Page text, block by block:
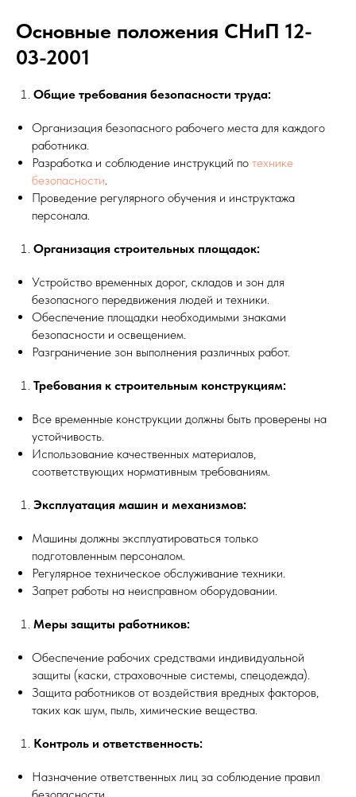
Основные положения СНиП 12-
03-2001
Общие требования безопасности труда:
Организация безопасного рабочего места для каждого
работника.
Разработка и соблюдение инструкций по технике
безопасности.
Проведение регулярного обучения и инструктажа
персонала.
Организация строительных площадок:
Устройство временных дорог, складов и зон для
безопасного передвижения людей и техники.
Обеспечение площадки необходимыми знаками
безопасности и освещением.
Разграничение зон выполнения различных работ.
Требования к строительным конструкциям:
Все временные конструкции должны быть проверены на
устойчивость.
Использование качественных материалов,
соответствующих нормативным требованиям.
Эксплуатация машин и механизмов:
Машины должны эксплуатироваться только
подготовленным персоналом.
Регулярное техническое обслуживание техники.
Запрет работы на неисправном оборудовании.
Меры защиты работников:
Обеспечение рабочих средствами индивидуальной
защиты (каски, страховочные системы, спецодежда).
Защита работников от воздействия вредных факторов,
таких как шум, пыль, химические вещества.
Контроль и ответственность:
Назначение ответственных лиц за соблюдение правил